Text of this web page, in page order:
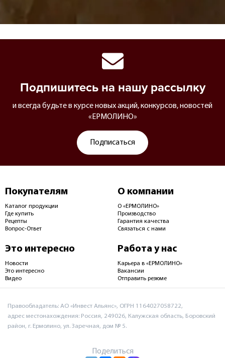
Подпишитесь на нашу рассылку
и всегда будьте в курсе новых акций, конкурсов, новостей
«ЕРМОЛИНО»
Подписаться
Покупателям
Каталог продукции
Где купить
Рецепты
Вопрос-Ответ
О компании
О «ЕРМОЛИНО»
Производство
Гарантия качества
Связаться с нами
Это интересно
Новости
Это интересно
Видео
Работа у нас
Карьера в «ЕРМОЛИНО»
Вакансии
Отправить резюме
Правообладатель: АО «Инвест Альянс», ОГРН 1164027058722,
адрес местонахождения: Россия, 249026, Калужская область, Боровский
район, г. Ермолино, ул. Заречная, дом № 5.
Поделиться